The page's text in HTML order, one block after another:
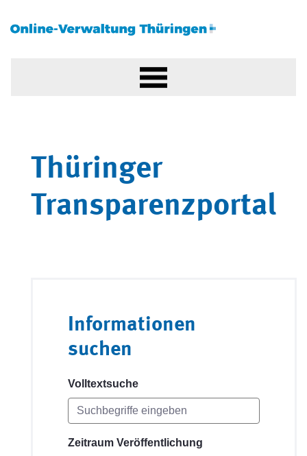
Thüringer
Transparenzportal
Informationen
suchen
Volltextsuche
Zeitraum Veröffentlichung